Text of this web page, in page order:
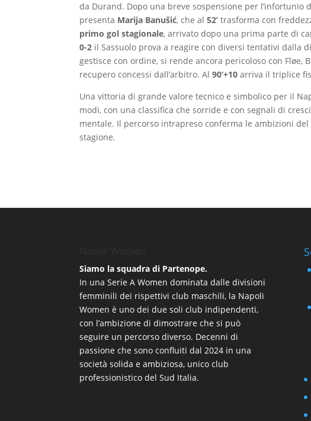
da Durand. Dopo una breve sospensione per l’infortunio
presenta Marija Banušić, che al52’ trasforma con
primo gol stagionale, arrivato dopo una prima parte di
0-2 il Sassuolo prova a reagire con diversi tentativi dalla
gestisce con ordine, si rende ancora pericoloso con
recupero concessi dall’arbitro. Al90’+10 arriva il triplice
Una vittoria di grande valore tecnico e simbolico per il
modi, con una classifica che sorride e con segnali di
mentale. Il percorso intrapreso conferma le ambizioni
stagione.
Siamo la squadra di Partenope.
In una Serie A Women dominata dalle divisioni
femminili dei rispettivi club maschili, la Napoli
Women è uno dei due soli club indipendenti,
con l’ambizione di dimostrare che si può
seguire un percorso diverso. Decenni di
passione che sono confluiti dal 2024 in una
società solida e ambiziosa, unico club
professionistico del Sud Italia.